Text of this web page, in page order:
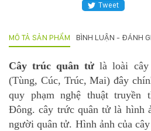
-
168
Chí
Công
-
Tweet
MÔ TẢ SẢN PHẨM BÌNH LUẬN - ĐÁNH
Cây trúc quân tử là loài
(Tùng, Cúc, Trúc, Mai) đây
quy phạm nghệ thuật truyền
Đông. cây trức quân tử là hình
người quân tử. Hình ảnh của